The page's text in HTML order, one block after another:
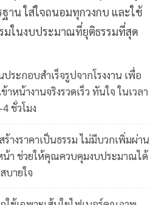
าน ใส่ใจถนอมทุกวงกบ และใช้
มในงบประมาณที่ยุติธรรมที่สุด
ประกอบสำเร็จรูปจากโรงงาน เพื่อ
าหน้างานจริงรวดเร็ว ทันใจ ในเวลา
ชั่วโมง
ร้างราคาเป็นธรรม ไม่มีบวกเพิ่มผ่าน
น้า ช่วยให้คุณควบคุมงบประมาณได้
บายใจ